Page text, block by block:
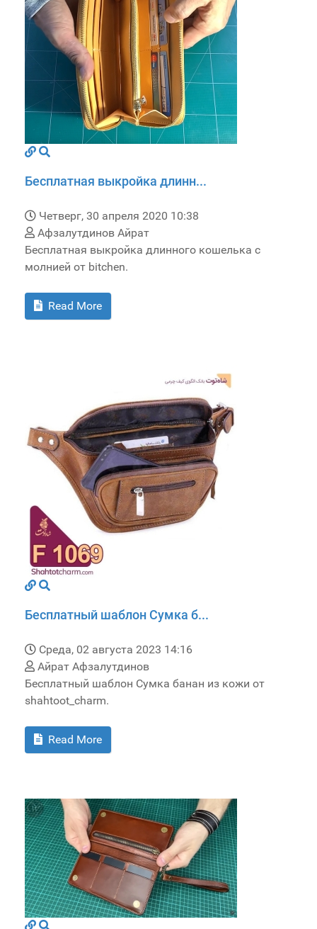
Бесплатная выкройка длинн...
Четверг, 30 апреля 2020 10:38
Афзалутдинов Айрат
Бесплатная выкройка длинного кошелька с
молнией от bitchen.
Read More
Бесплатный шаблон Сумка б...
Среда, 02 августа 2023 14:16
Айрат Афзалутдинов
Бесплатный шаблон Сумка банан из кожи от
shahtoot_charm.
Read More